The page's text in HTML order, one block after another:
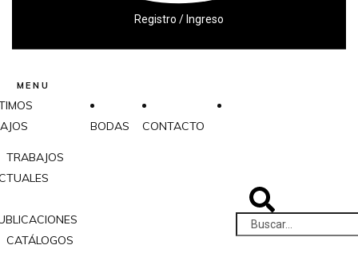
Registro / Ingreso
MENU
TRABAJOS
CATÁLOGOS
BODAS CONTACTO